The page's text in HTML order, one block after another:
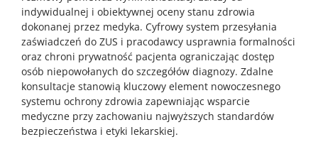
indywidualnej i obiektywnej oceny stanu zdrowia
dokonanej przez medyka. Cyfrowy system przesyłania
zaświadczeń do ZUS i pracodawcy usprawnia formalności
oraz chroni prywatność pacjenta ograniczając dostęp
osób niepowołanych do szczegółów diagnozy. Zdalne
konsultacje stanowią kluczowy element nowoczesnego
systemu ochrony zdrowia zapewniając wsparcie
medyczne przy zachowaniu najwyższych standardów
bezpieczeństwa i etyki lekarskiej.